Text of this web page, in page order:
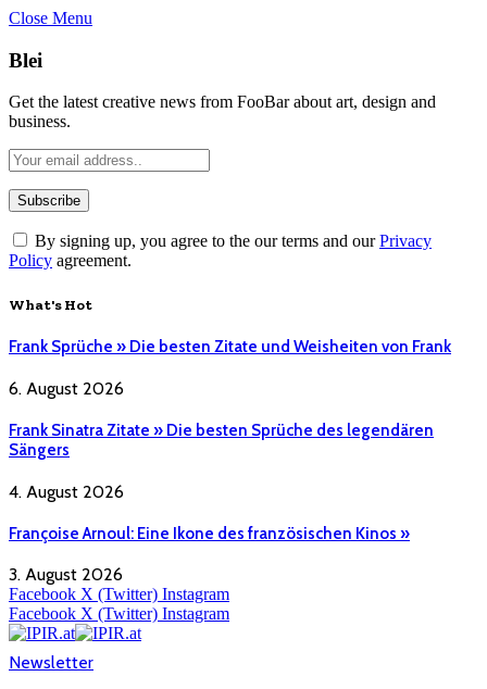
Close Menu
Blei
Get the latest creative news from FooBar about art, design and
business.
By signing up, you agree to the our terms and ourPrivacy
Policy agreement.
What's Hot
Frank Sprüche » Die besten Zitate und Weisheiten von Frank
6. August 2026
Frank Sinatra Zitate » Die besten Sprüche des legendären
Sängers
4. August 2026
Françoise Arnoul: Eine Ikone des französischen Kinos »
3. August 2026
Facebook X (Twitter) Instagram
Facebook X (Twitter) Instagram
Newsletter